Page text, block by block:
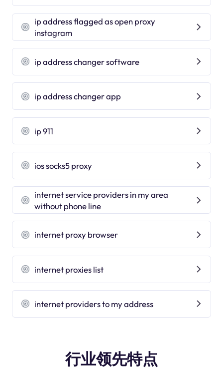
ip address flagged as open proxy
instagram
ip address changer software
ip address changer app
ip 911
ios socks5 proxy
internet service providers in my area
without phone line
internet proxy browser
internet proxies list
internet providers to my address
行业领先特点